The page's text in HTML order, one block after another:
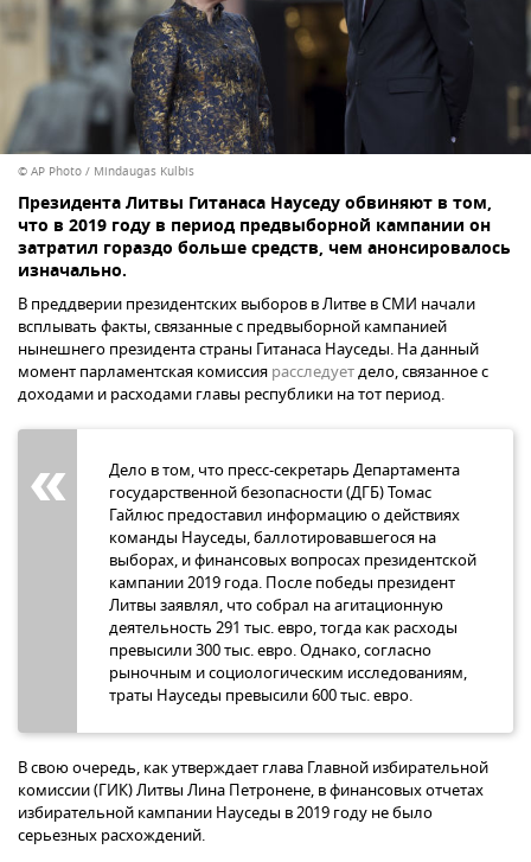
© AP Photo / Mindaugas Kulbis
Президента Литвы Гитанаса Науседу обвиняют в том,
что в 2019 году в период предвыборной кампании он
затратил гораздо больше средств, чем анонсировалось
изначально.
В преддверии президентских выборов в Литве в СМИ начали
всплывать факты, связанные с предвыборной кампанией
нынешнего президента страны Гитанаса Науседы. На данный
момент парламентская комиссия расследуетдело, связанное с
доходами и расходами главы республики на тот период.
Дело в том, что пресс-секретарь Департамента
государственной безопасности (ДГБ) Томас
Гайлюс предоставил информацию о действиях
команды Науседы, баллотировавшегося на
выборах, и финансовых вопросах президентской
кампании 2019 года. После победы президент
Литвы заявлял, что собрал на агитационную
деятельность 291 тыс. евро, тогда как расходы
превысили 300 тыс. евро. Однако, согласно
рыночным и социологическим исследованиям,
траты Науседы превысили 600 тыс. евро.
В свою очередь, как утверждает глава Главной избирательной
комиссии (ГИК) Литвы Лина Петронене, в финансовых отчетах
избирательной кампании Науседы в 2019 году не было
серьезных расхождений.